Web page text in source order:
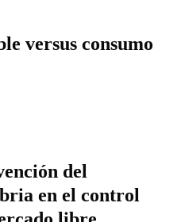
versus consumo
del
en el control